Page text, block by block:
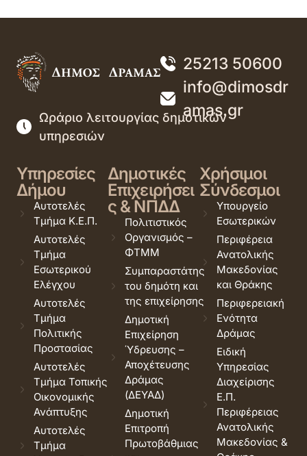
25213 50600
info@dimosdr
amas.gr
Ωράριο λειτουργίας δημοτικών
υπηρεσιών
Υπηρεσίες
Δήμου
Αυτοτελές
Τμήμα Κ.Ε.Π.
Αυτοτελές
Τμήμα
Εσωτερικού
Ελέγχου
Αυτοτελές
Τμήμα
Πολιτικής
Προστασίας
Αυτοτελές
Τμήμα Τοπικής
Οικονομικής
Ανάπτυξης
Αυτοτελές
Τμήμα
Δημοτικές
Επιχειρήσει
ς & ΝΠΔΔ
Πολιτιστικός
Οργανισμός –
ΦΤΜΜ
Συμπαραστάτης
του δημότη και
της επιχείρησης
Δημοτική
Επιχείρηση
Ύδρευσης –
Αποχέτευσης
Δράμας
(ΔΕΥΑΔ)
Δημοτική
Επιτροπή
Πρωτοβάθμιας
Χρήσιμοι
Σύνδεσμοι
Υπουργείο
Εσωτερικών
Περιφέρεια
Ανατολικής
Μακεδονίας
και Θράκης
Περιφερειακή
Ενότητα
Δράμας
Ειδική
Υπηρεσίας
Διαχείρισης
Ε.Π.
Περιφέρειας
Ανατολικής
Μακεδονίας &